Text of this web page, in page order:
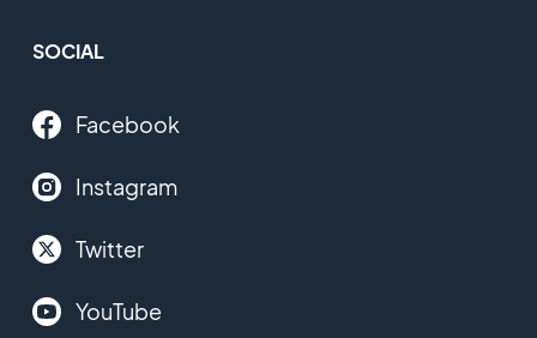
SOCIAL
Facebook
Instagram
Twitter
YouTube